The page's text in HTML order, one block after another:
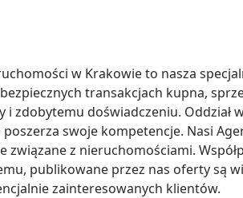
w Krakowie to nasza
transakcjach kupna,
i zdobytemu doświadczeniu. Oddział
swoje kompetencje. Nasi
związane z nieruchomościami.
publikowane przez nas oferty są
zainteresowanych klientów.